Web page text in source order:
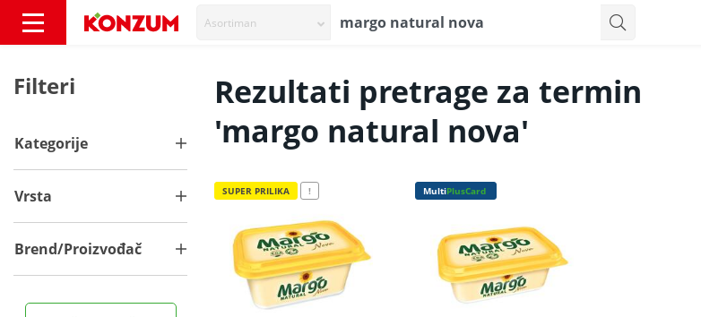
Asortiman
Filteri
Kategorije
Vrsta
Brend/Proizvođač
Rezultati pretrage za termin
'margo natural nova'
SUPER PRILIKA ! MultiPlusCard